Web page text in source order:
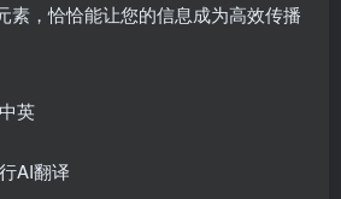
，恰恰能让您的信息成为高效传播
英
AI翻译